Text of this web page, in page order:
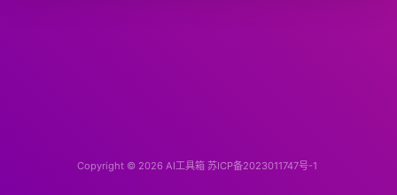
Copyright © 2026 AI工具箱 苏ICP备2023011747号-1